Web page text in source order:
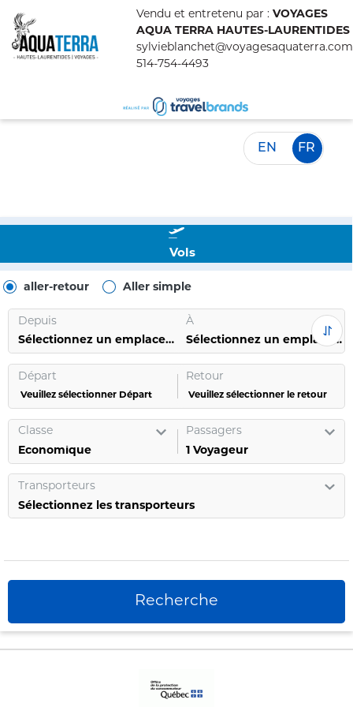
Vendu et entretenu par : VOYAGES
AQUA TERRA HAUTES-LAURENTIDES
sylvieblanchet@voyagesaquaterra.com
514-754-4493
EN FR
Vols
aller-retour Aller simple
Depuis
Sélectionnez un emplacement
À
Sélectionnez un emplacement
Départ
Veuillez sélectionner Départ
Retour
Veuillez sélectionner le retour
Classe
Passagers
1 Voyageur
Transporteurs
Sélectionnez les transporteurs
Recherche